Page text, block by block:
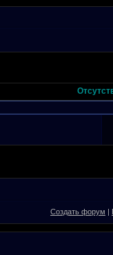
Создать форум